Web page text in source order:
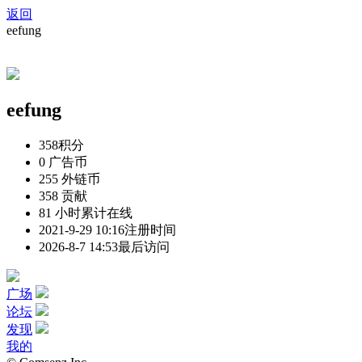
返回
eefung
eefung
358积分
0 广告币
255 外链币
358 贡献
81 小时累计在线
2021-9-29 10:16注册时间
2026-8-7 14:53最后访问
广场
论坛
发现
我的